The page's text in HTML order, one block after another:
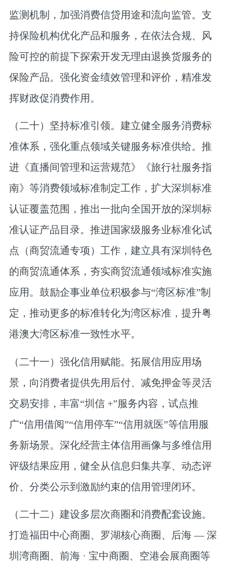
监测机制，加强消费信贷用途和流向监管。支
持保险机构优化产品和服务，在依法合规、风
险可控的前提下探索开发无理由退换货服务的
保险产品。强化资金绩效管理和评价，精准发
挥财政促消费作用。
（二十）坚持标准引领。 建立健全服务消费标
准体系，强化重点领域关键服务标准供给。推
进《直播间管理和运营规范》《旅行社服务指
南》等消费领域标准制定工作，扩大深圳标准
认证覆盖范围，推出一批向全国开放的深圳标
准认证产品目录。推进国家级服务业标准化试
点（商贸流通专项）工作，建立具有深圳特色
的商贸流通体系，夯实商贸流通领域标准实施
应用。鼓励企事业单位积极参与“湾区标准”制
定，推动更多的标准转化为湾区标准，提升粤
港澳大湾区标准一致性水平。
（二十一）强化信用赋能。 拓展信用应用场
景，向消费者提供先用后付、减免押金等灵活
交易安排，丰富“圳信 +”服务内容，试点推
广“信用借阅”“信用停车”“信用就医”等信用服
务新场景。深化经营主体信用画像与多维信用
评级结果应用，健全从信息归集共享、动态评
价、分类公示到激励约束的信用管理闭环。
（二十二）建设多层次商圈和消费配套设施。
打造福田中心商圈、罗湖核心商圈、后海 — 深
圳湾商圈、前海 · 宝中商圈、空港会展商圈等